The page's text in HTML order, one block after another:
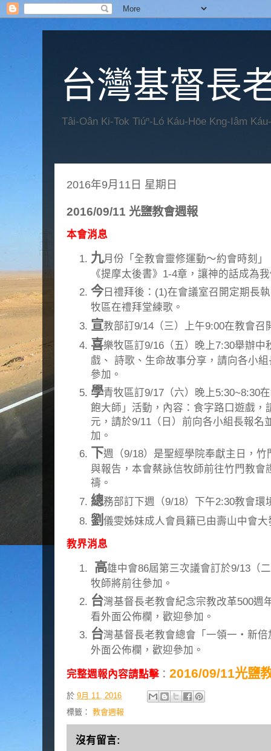
台灣基督長
Tâi-Oân Ki-Tok Tiúⁿ-Ló Káu-Hōe Kng-Iâm
2016年9月11日 星期日
2016/09/11 光鹽教會週報
本會消息
九月份「全教會靈修運動～約會時刻
《提摩太後書》1-4章，讓神的話成為
今日禮拜後：(1)在會議室召開定期長
牧區在禮拜堂練歌。
宣教部訂9/14（三）上午9:00在教會
喜樂牧區訂9/16（五）晚上7:30舉辦
戲、 詩歌、生命故事分享，請向各小
參加。
學青牧區訂9/17（六）晚上5:30~8:30
飽大師」活動，內容：食字路口遊戲，
元，請於9/11（日）前向各小組長報名
加。
下週（9/18）是聖經學院奉獻主日，
與報告，本會蔡詠信牧師前往竹門教會
禱。
總務部訂下週（9/18）下午2:30教會
劉 儀雯姊妹成人會員籍已由壽山中會
教界消息
高雄中會86屆第三次議會訂於9/13（
牧師將前往參加。
台灣基督長老教會紀念宗教改革500週
看外面公佈欄，歡迎參加。
台灣基督長老教會總會「一領一‧新
外面公佈欄，歡迎參加。
完整週報內容請點擊 ： 2016/09/11光鹽
於 9月 11, 2016
標籤： 教會週報
沒有留言: